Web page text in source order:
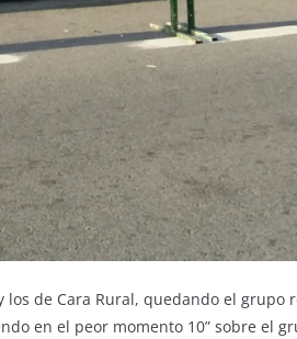
de Cara Rural, quedando el grupo
en el peor momento 10” sobre el